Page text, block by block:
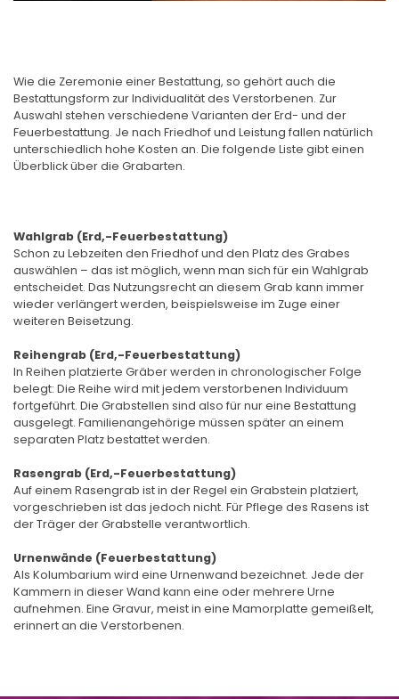
Wie die Zeremonie einer Bestattung, so gehört auch die
Bestattungsform zur Individualität des Verstorbenen. Zur
Auswahl stehen verschiedene Varianten der Erd- und der
Feuerbestattung. Je nach Friedhof und Leistung fallen natürlich
unterschiedlich hohe Kosten an. Die folgende Liste gibt einen
Überblick über die Grabarten.
Wahlgrab (Erd,-Feuerbestattung)
Schon zu Lebzeiten den Friedhof und den Platz des Grabes
auswählen – das ist möglich, wenn man sich für ein Wahlgrab
entscheidet. Das Nutzungsrecht an diesem Grab kann immer
wieder verlängert werden, beispielsweise im Zuge einer
weiteren Beisetzung.
Reihengrab (Erd,-Feuerbestattung)
In Reihen platzierte Gräber werden in chronologischer Folge
belegt: Die Reihe wird mit jedem verstorbenen Individuum
fortgeführt. Die Grabstellen sind also für nur eine Bestattung
ausgelegt. Familienangehörige müssen später an einem
separaten Platz bestattet werden.
Rasengrab (Erd,-Feuerbestattung)
Auf einem Rasengrab ist in der Regel ein Grabstein platziert,
vorgeschrieben ist das jedoch nicht. Für Pflege des Rasens ist
der Träger der Grabstelle verantwortlich.
Urnenwände (Feuerbestattung)
Als Kolumbarium wird eine Urnenwand bezeichnet. Jede der
Kammern in dieser Wand kann eine oder mehrere Urne
aufnehmen. Eine Gravur, meist in eine Mamorplatte gemeißelt,
erinnert an die Verstorbenen.